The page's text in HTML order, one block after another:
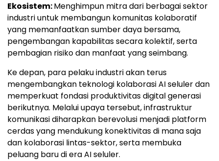
Ekosistem:Menghimpun mitra dari berbagai sektor
industri untuk membangun komunitas kolaboratif
yang memanfaatkan sumber daya bersama,
pengembangan kapabilitas secara kolektif, serta
pembagian risiko dan manfaat yang seimbang.
Ke depan, para pelaku industri akan terus
mengembangkan teknologi kolaborasi AI seluler dan
memperkuat fondasi produktivitas digital generasi
berikutnya. Melalui upaya tersebut, infrastruktur
komunikasi diharapkan berevolusi menjadi platform
cerdas yang mendukung konektivitas di mana saja
dan kolaborasi lintas-sektor, serta membuka
peluang baru di era AI seluler.